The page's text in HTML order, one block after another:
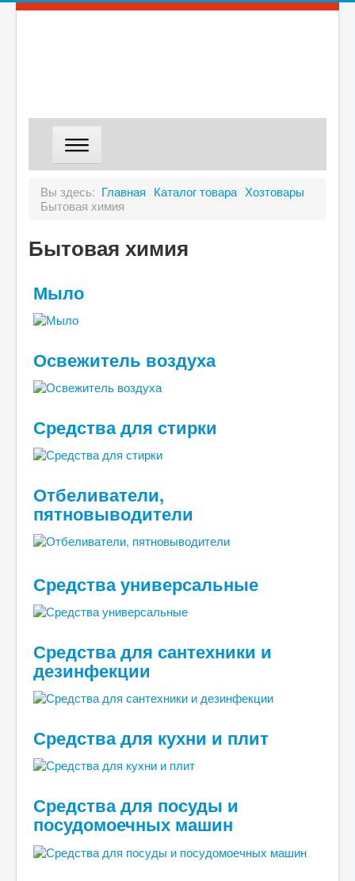
МАГАЗИН
КОНТАКТЫ
Вы здесь: Главная Каталог товара Хозтовары
Бытовая химия
Бытовая химия
Мыло
Освежитель воздуха
Средства для стирки
Отбеливатели,
пятновыводители
Средства универсальные
Средства для сантехники и
дезинфекции
Средства для кухни и плит
Средства для посуды и
посудомоечных машин